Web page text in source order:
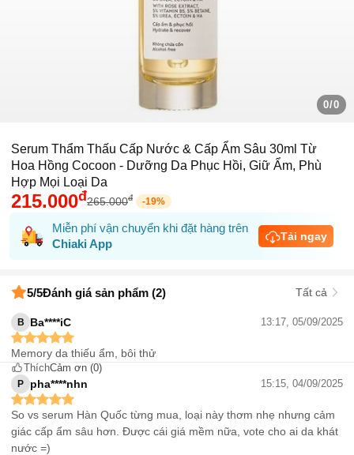
0/0
Serum Thẩm Thấu Cấp Nước & Cấp Ẩm Sâu 30ml Từ
Hoa Hồng Cocoon - Dưỡng Da Phục Hồi, Giữ Ẩm, Phù
Hợp Mọi Loại Da
215.000đ265.000đ -19%
Miễn phí vận chuyển khi đặt hàng trên
Chiaki App
Tải ngay
5/5Đánh giá sản phẩm (2) Tất cả
B Ba****iC 13:17, 05/09/2025
Memory da thiếu ẩm, bôi thử
ThíchCảm ơn (0)
P pha****nhn 15:15, 04/09/2025
So vs serum Hàn Quốc từng mua, loại này thơm nhẹ nhưng cảm
giác cấp ẩm sâu hơn. Được cái giá mềm nữa, vote cho ai da khát
nước =)